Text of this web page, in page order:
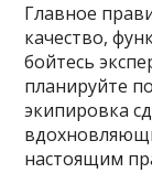
Главное
качество,
бойтесь
планируйте
экипировка
настоящим